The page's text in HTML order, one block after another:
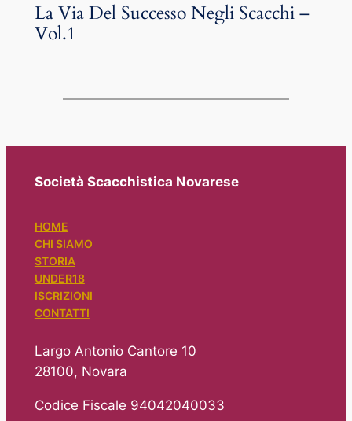
La Via Del Successo Negli Scacchi –
Vol.1
Società Scacchistica Novarese
HOME
CHI SIAMO
STORIA
UNDER18
ISCRIZIONI
CONTATTI
Largo Antonio Cantore 10
28100, Novara
Codice Fiscale 94042040033